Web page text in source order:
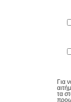
Για
τα